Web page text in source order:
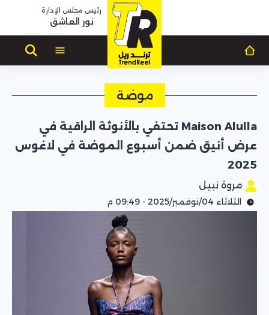
رئيس مجلس الإدارة
نور العاشق
موضة
Maison Alulla تحتفي بالأنوثة الراقية في
عرض أنيق ضمن أسبوع الموضة في لاغوس
2025
مروة نبيل
الثلاثاء 04/نوفمبر/2025 - 09:49 م